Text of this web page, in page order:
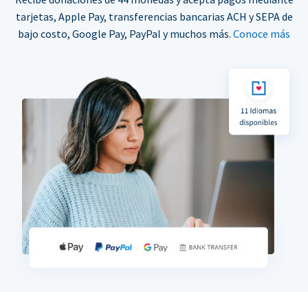
tarjetas, Apple Pay, transferencias bancarias ACH y SEPA de
bajo costo, Google Pay, PayPal y muchos más. Conoce más